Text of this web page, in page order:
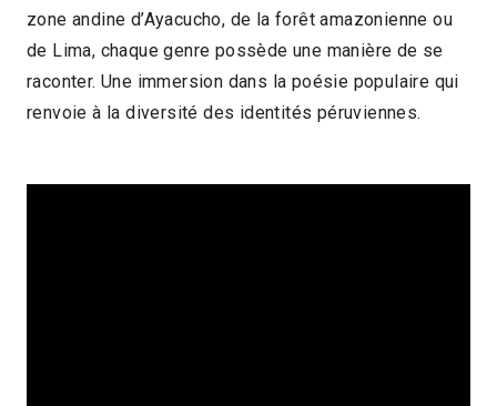
zone andine d’Ayacucho, de la forêt amazonienne ou
de Lima, chaque genre possède une manière de se
raconter. Une immersion dans la poésie populaire qui
renvoie à la diversité des identités péruviennes.